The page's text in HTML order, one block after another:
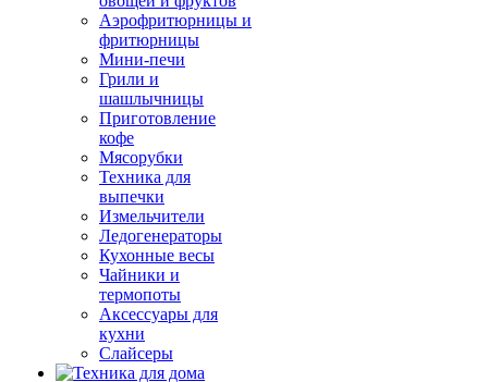
Аэрофритюрницы и
фритюрницы
Мини-печи
Грили и
шашлычницы
Приготовление
кофе
Мясорубки
Техника для
выпечки
Измельчители
Ледогенераторы
Кухонные весы
Чайники и
термопоты
Аксессуары для
кухни
Слайсеры